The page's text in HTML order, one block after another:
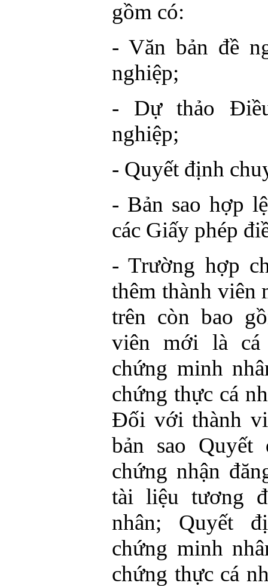
gồm có:
- Văn bản đề
nghiệp;
- Dự thảo
nghiệp;
- Quyết định
- Bản sao hợp
các Giấy phép
- Trường hợp
thêm thành viên
trên còn bao
viên mới là cá
chứng minh
chứng thực cá
Đối với thành
bản sao Quyết
chứng nhận
tài liệu tương
nhân; Quyết
chứng minh
chứng thực cá